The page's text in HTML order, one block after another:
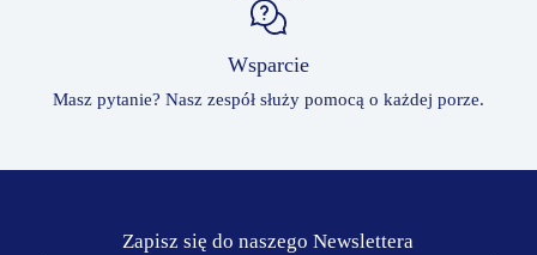
Wsparcie
Masz pytanie? Nasz zespół służy pomocą o każdej porze.
Zapisz się do naszego Newslettera